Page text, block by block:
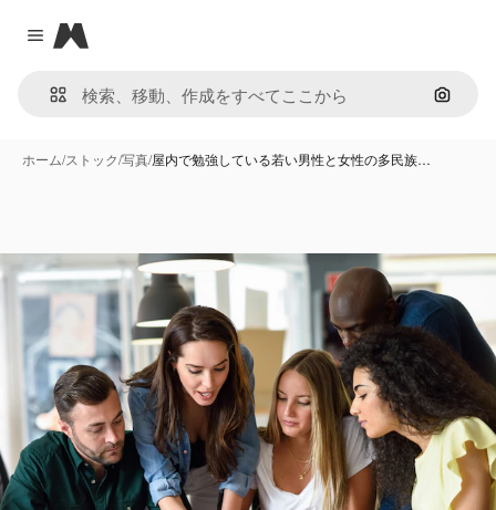
Close menu
Magnific
画像で
ホーム/ストック/写真/屋内で勉強している若い男性と女性の多民族…